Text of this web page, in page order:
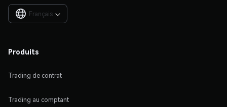
Français 
Produits
Trading de contrat
Trading au comptant